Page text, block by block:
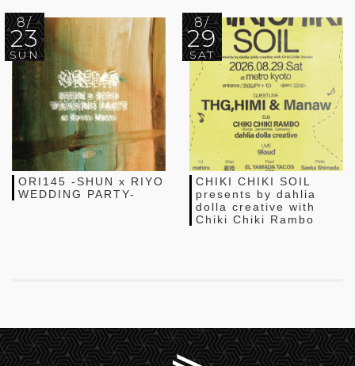
8/
23
SUN
ORI145 -SHUN x RIYO
WEDDING PARTY-
8/
29
SAT
CHIKI CHIKI SOIL
presents by dahlia
dolla creative with
Chiki Chiki Rambo